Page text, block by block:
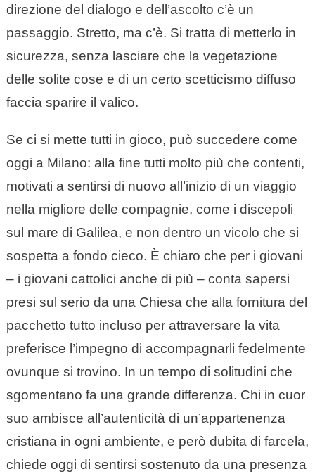
direzione del dialogo e dell’ascolto c’è un
passaggio. Stretto, ma c’è. Si tratta di metterlo in
sicurezza, senza lasciare che la vegetazione
delle solite cose e di un certo scetticismo diffuso
faccia sparire il valico.
Se ci si mette tutti in gioco, può succedere come
oggi a Milano: alla fine tutti molto più che contenti,
motivati a sentirsi di nuovo all’inizio di un viaggio
nella migliore delle compagnie, come i discepoli
sul mare di Galilea, e non dentro un vicolo che si
sospetta a fondo cieco. È chiaro che per i giovani
– i giovani cattolici anche di più – conta sapersi
presi sul serio da una Chiesa che alla fornitura del
pacchetto tutto incluso per attraversare la vita
preferisce l’impegno di accompagnarli fedelmente
ovunque si trovino. In un tempo di solitudini che
sgomentano fa una grande differenza. Chi in cuor
suo ambisce all’autenticità di un’appartenenza
cristiana in ogni ambiente, e però dubita di farcela,
chiede oggi di sentirsi sostenuto da una presenza